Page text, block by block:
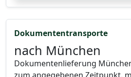
Dokumententransporte
nach München
Dokumentenlieferung